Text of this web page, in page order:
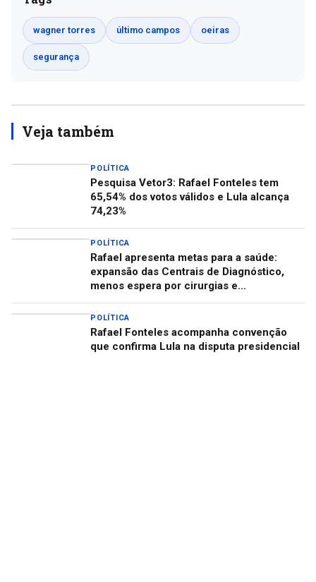
wagner torres último campos oeiras
segurança
Veja também
POLÍTICA
Pesquisa Vetor3: Rafael Fonteles tem
65,54% dos votos válidos e Lula alcança
74,23%
POLÍTICA
Rafael apresenta metas para a saúde:
expansão das Centrais de Diagnóstico,
menos espera por cirurgias e
descentralização do Centro de Autismo
POLÍTICA
Rafael Fonteles acompanha convenção
que confirma Lula na disputa presidencial